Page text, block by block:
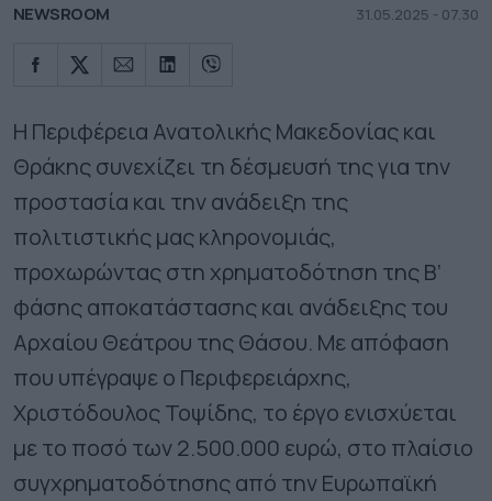
NEWSROOM 31.05.2025 - 07.30
Η Περιφέρεια Ανατολικής Μακεδονίας και
Θράκης συνεχίζει τη δέσμευσή της για την
προστασία και την ανάδειξη της
πολιτιστικής μας κληρονομιάς,
προχωρώντας στη χρηματοδότηση της Β’
φάσης αποκατάστασης και ανάδειξης του
Αρχαίου Θεάτρου της Θάσου. Με απόφαση
που υπέγραψε ο Περιφερειάρχης,
Χριστόδουλος Τοψίδης, το έργο ενισχύεται
με το ποσό των 2.500.000 ευρώ, στο πλαίσιο
συγχρηματοδότησης από την Ευρωπαϊκή